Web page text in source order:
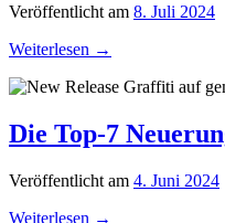
Veröffentlicht am 8. Juli 2024
Weiterlesen →
Die Top-7
Veröffentlicht am 4. Juni 2024
Weiterlesen →